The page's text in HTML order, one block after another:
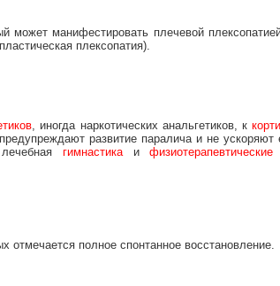
может манифестировать плечевой
плексопатия).
, иногда наркотических анальгетиков, к
развитие паралича и не
гимнастикаи
отмечается полное спонтанное восстановление.